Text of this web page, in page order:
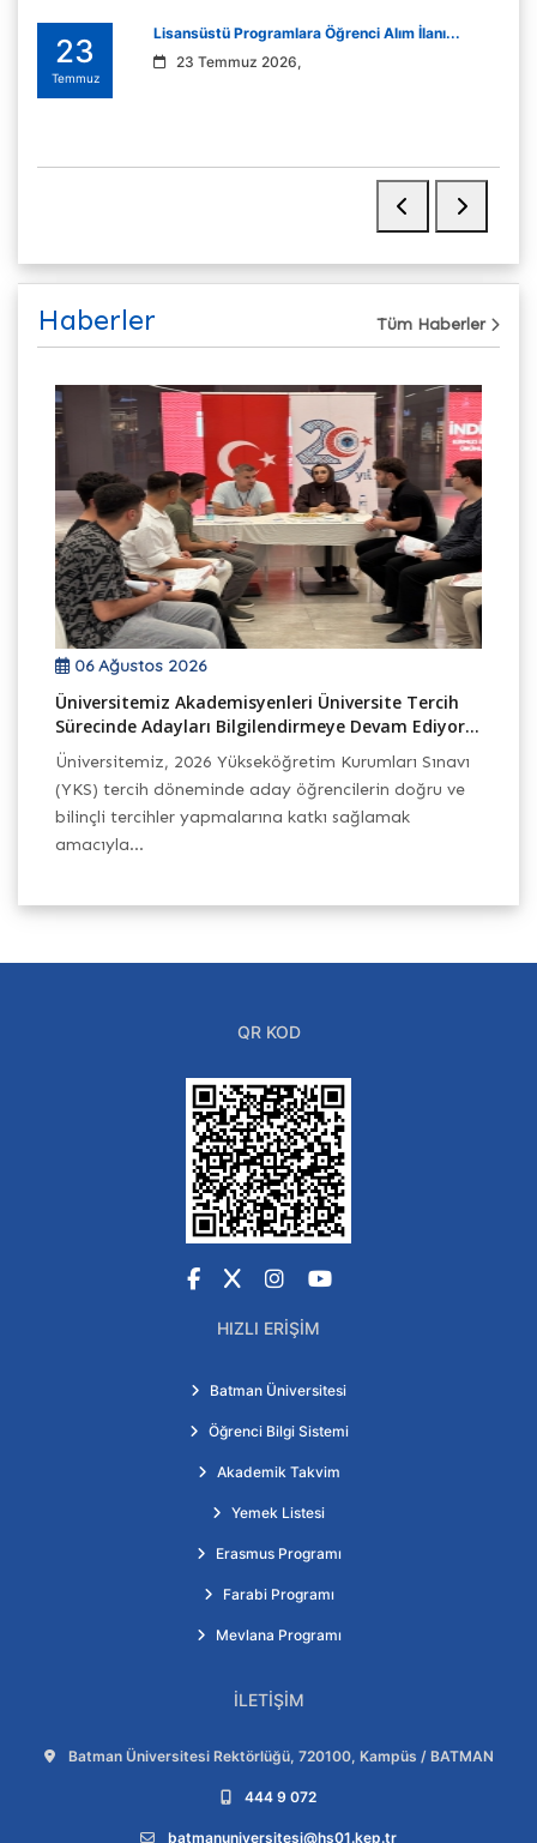
23
Temmuz
Lisansüstü Programlara Öğrenci Alım İlanı...
23 Temmuz 2026,
Haberler Tüm Haberler
06 Ağustos 2026
Üniversitemiz Akademisyenleri Üniversite Tercih
Sürecinde Adayları Bilgilendirmeye Devam Ediyor...
Üniversitemiz, 2026 Yükseköğretim Kurumları Sınavı
(YKS) tercih döneminde aday öğrencilerin doğru ve
bilinçli tercihler yapmalarına katkı sağlamak
amacıyla...
QR KOD
Facebook
X Instagram
YouTube
HIZLI ERIŞIM
Batman Üniversitesi
Öğrenci Bilgi Sistemi
Akademik Takvim
Yemek Listesi
Erasmus Programı
Farabi Programı
Mevlana Programı
İLETIŞIM
Adres:
Batman Üniversitesi Rektörlüğü, 720100, Kampüs / BATMAN
Telefon:
444 9 072
E-posta:
batmanuniversitesi@hs01.kep.tr